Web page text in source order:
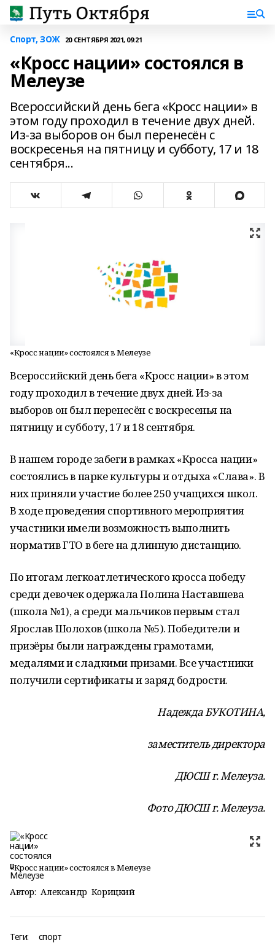
Спорт, ЗОЖ 20 СЕНТЯБРЯ 2021, 09:21
«Кросс нации» состоялся в
Мелеузе
Всероссийский день бега «Кросс нации» в
этом году проходил в течение двух дней.
Из-за выборов он был перенесён с
воскресенья на пятницу и субботу, 17 и 18
сентября...
«Кросс нации» состоялся в Мелеузе
Всероссийский день бега «Кросс нации» в этом
году проходил в течение двух дней. Из-за
выборов он был перенесён с воскресенья на
пятницу и субботу, 17 и 18 сентября.
В нашем городе забеги в рамках «Кросса нации»
состоялись в парке культуры и отдыха «Слава». В
них приняли участие более 250 учащихся школ.
В ходе проведения спортивного мероприятия
участники имели возможность выполнить
норматив ГТО в беге на длинную дистанцию.
По итогам легкоатлетического кросса победу
среди девочек одержала Полина Наставшева
(школа №1), а среди мальчиков первым стал
Ярослав Шолохов (школа №5). Победители и
призёры были награждены грамотами,
медалями и сладкими призами. Все участники
получили сертификаты и заряд бодрости.
Надежда БУКОТИНА,
заместитель директора
ДЮСШ г. Мелеуза.
Фото ДЮСШ г. Мелеуза.
«Кросс нации» состоялся в Мелеузе
Автор: Александр Корицкий
Теги: спорт